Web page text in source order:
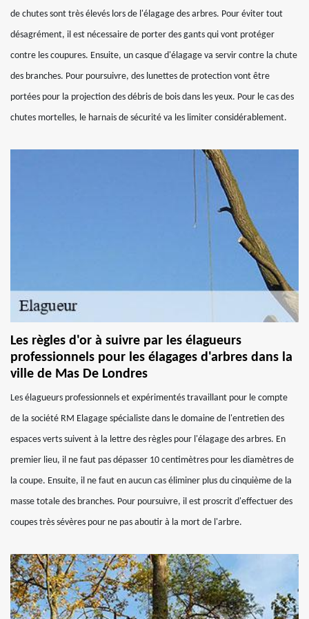
de chutes sont très élevés lors de l'élagage des arbres. Pour éviter tout
désagrément, il est nécessaire de porter des gants qui vont protéger
contre les coupures. Ensuite, un casque d'élagage va servir contre la chute
des branches. Pour poursuivre, des lunettes de protection vont être
portées pour la projection des débris de bois dans les yeux. Pour le cas des
chutes mortelles, le harnais de sécurité va les limiter considérablement.
Les règles d'or à suivre par les élagueurs
professionnels pour les élagages d'arbres dans la
ville de Mas De Londres
Les élagueurs professionnels et expérimentés travaillant pour le compte
de la société RM Elagage spécialiste dans le domaine de l'entretien des
espaces verts suivent à la lettre des règles pour l'élagage des arbres. En
premier lieu, il ne faut pas dépasser 10 centimètres pour les diamètres de
la coupe. Ensuite, il ne faut en aucun cas éliminer plus du cinquième de la
masse totale des branches. Pour poursuivre, il est proscrit d'effectuer des
coupes très sévères pour ne pas aboutir à la mort de l'arbre.